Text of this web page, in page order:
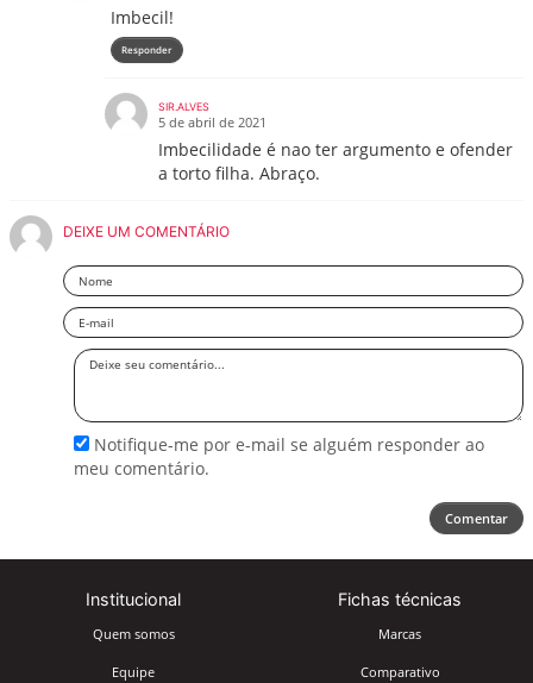
Imbecil!
Responder
SIR.ALVES
5 de abril de 2021
Imbecilidade é nao ter argumento e ofender
a torto filha. Abraço.
DEIXE UM COMENTÁRIO
Nome
Email
Deixe
Notifique-me por e-mail se alguém responder ao
meu comentário.
Comentar
Institucional
Quem somos
Equipe
Fichas técnicas
Marcas
Comparativo